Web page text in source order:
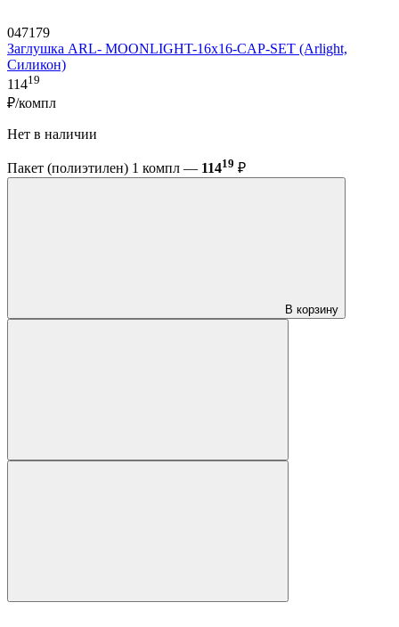
047179
Заглушка ARL- MOONLIGHT-16x16-CAP-SET (Arlight,
Силикон)
11419
₽/компл
Нет в наличии
Пакет (полиэтилен) 1 компл — 11419 ₽
В корзину